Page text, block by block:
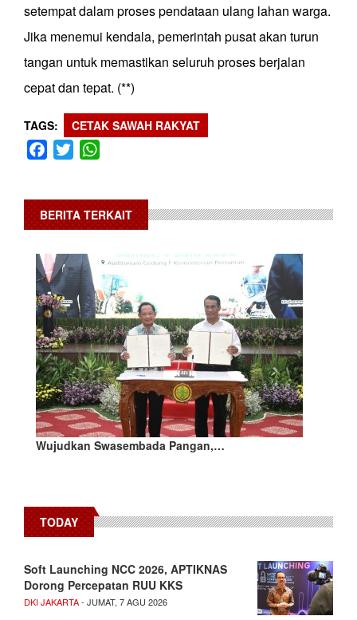
setempat dalam proses pendataan ulang lahan warga.
Jika menemui kendala, pemerintah pusat akan turun
tangan untuk memastikan seluruh proses berjalan
cepat dan tepat. (**)
TAGS CETAK SAWAH RAKYAT
Facebook
Twitter
BERITA TERKAIT
Wujudkan Swasembada Pangan,…
TODAY
Soft Launching NCC 2026, APTIKNAS
Dorong Percepatan RUU KKS
DKI JAKARTA- JUMAT, 7 AGU 2026